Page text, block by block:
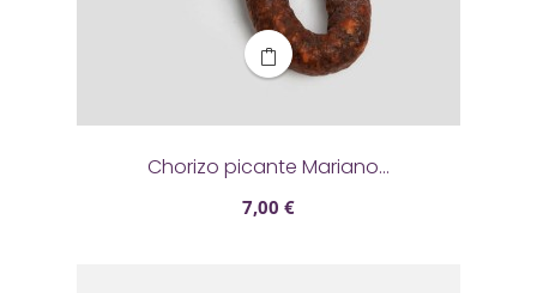
Chorizo picante Mariano...
7,00 €